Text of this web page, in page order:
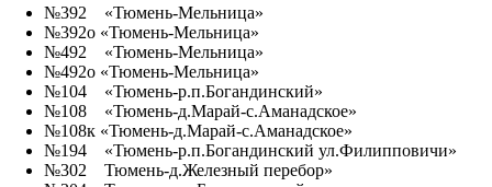
№392 «Тюмень-Мельница»
№392о «Тюмень-Мельница»
№492 «Тюмень-Мельница»
№492о «Тюмень-Мельница»
№104 «Тюмень-р.п.Богандинский»
№108 «Тюмень-д.Марай-с.Аманадское»
№108к «Тюмень-д.Марай-с.Аманадское»
№194 «Тюмень-р.п.Богандинский ул.Филипповичи»
№302 Тюмень-д.Железный перебор»